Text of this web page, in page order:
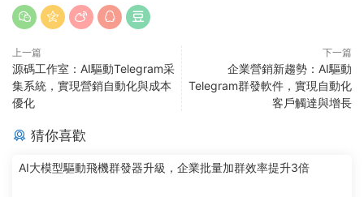
上一篇
源碼工作室：AI驅動Telegram采
集系統，實現營銷自動化與成本
優化
下一篇
企業營銷新趨勢：AI驅動
Telegram群發軟件，實現自動化
客戶觸達與增長
猜你喜歡
AI大模型驅動飛機群發器升級，企業批量加群效率提升3倍